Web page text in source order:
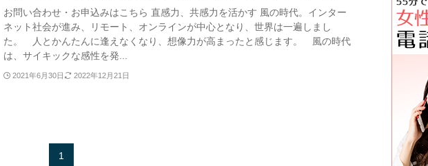
お問い合わせ・お申込みはこちら 直感力、共感力を活かす 風の時代。インター
ネット社会が進み、リモート、オンラインが中心となり、世界は一遍しまし
た。 人とかんたんに逢えなくなり、想像力が高まったと感じます。 風の時代
は、サイキックな感性を発...
2021年6月30日 2022年12月21日
1